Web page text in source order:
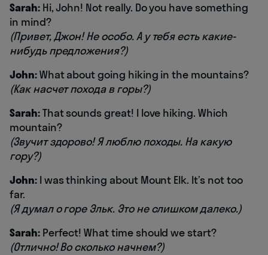
Sarah:Hi, John! Not really. Do you have something
in mind?
(Привет, Джон! Не особо. А у тебя есть какие-
нибудь предложения?)
John:What about going hiking in the mountains?
(Как насчет похода в горы?)
Sarah:That sounds great! I love hiking. Which
mountain?
(Звучит здорово! Я люблю походы. На какую
гору?)
John:I was thinking about Mount Elk. It’s not too
far.
(Я думал о горе Эльк. Это не слишком далеко.)
Sarah:Perfect! What time should we start?
(Отлично! Во сколько начнем?)